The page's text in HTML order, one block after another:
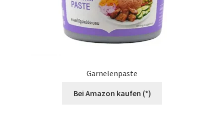
Garnelenpaste
Bei Amazon kaufen (*)